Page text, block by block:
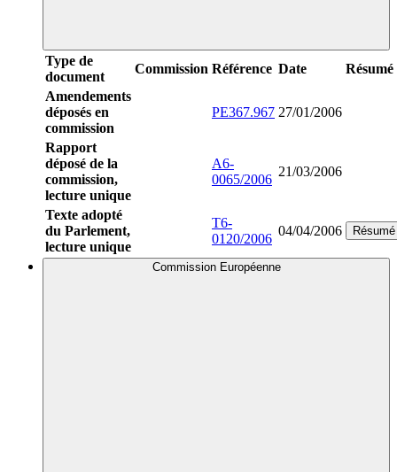
Type de
document
Commission Référence Date
Résumé
Amendements
déposés en
commission
PE367.967 27/01/2006
Rapport
déposé de la
commission,
lecture unique
A6-
0065/2006
21/03/2006
Texte adopté
du Parlement,
lecture unique
T6-
0120/2006
04/04/2006 Résumé
Commission Européenne